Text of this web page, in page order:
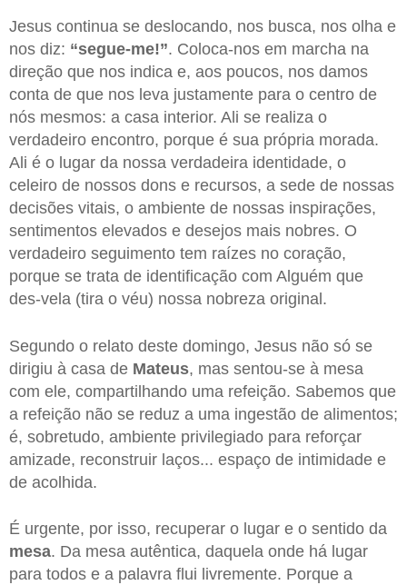
Jesus continua se deslocando, nos busca, nos olha e
nos diz: “segue-me!”. Coloca-nos em marcha na
direção que nos indica e, aos poucos, nos damos
conta de que nos leva justamente para o centro de
nós mesmos: a casa interior. Ali se realiza o
verdadeiro encontro, porque é sua própria morada.
Ali é o lugar da nossa verdadeira identidade, o
celeiro de nossos dons e recursos, a sede de nossas
decisões vitais, o ambiente de nossas inspirações,
sentimentos elevados e desejos mais nobres. O
verdadeiro seguimento tem raízes no coração,
porque se trata de identificação com Alguém que
des-vela (tira o véu) nossa nobreza original.
Segundo o relato deste domingo, Jesus não só se
dirigiu à casa de Mateus, mas sentou-se à mesa
com ele, compartilhando uma refeição. Sabemos que
a refeição não se reduz a uma ingestão de alimentos;
é, sobretudo, ambiente privilegiado para reforçar
amizade, reconstruir laços... espaço de intimidade e
de acolhida.
É urgente, por isso, recuperar o lugar e o sentido da
mesa. Da mesa autêntica, daquela onde há lugar
para todos e a palavra flui livremente. Porque a